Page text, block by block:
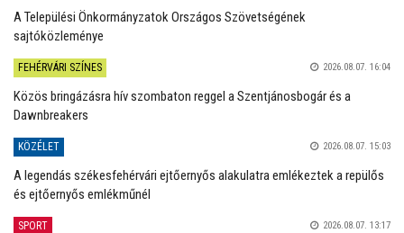
A Települési Önkormányzatok Országos Szövetségének
sajtóközleménye
FEHÉRVÁRI SZÍNES 2026.08.07. 16:04
Közös bringázásra hív szombaton reggel a Szentjánosbogár és a
Dawnbreakers
KÖZÉLET 2026.08.07. 15:03
A legendás székesfehérvári ejtőernyős alakulatra emlékeztek a repülős
és ejtőernyős emlékműnél
SPORT 2026.08.07. 13:17